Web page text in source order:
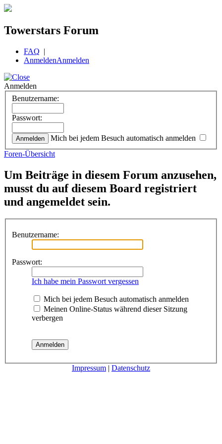
Towerstars Forum
FAQ |
AnmeldenAnmelden
Anmelden
Benutzername:
Passwort:
Mich bei jedem Besuch automatisch anmelden
Foren-Übersicht
Um Beiträge in diesem Forum anzusehen,
musst du auf diesem Board registriert
und angemeldet sein.
Benutzername:
Passwort:
Ich habe mein Passwort vergessen
Mich bei jedem Besuch automatisch anmelden
Meinen Online-Status während dieser Sitzung
verbergen
Impressum | Datenschutz